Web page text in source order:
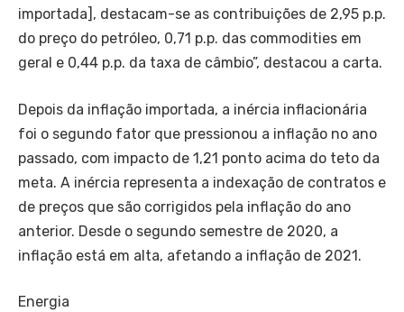
importada], destacam-se as contribuições de 2,95 p.p.
do preço do petróleo, 0,71 p.p. das commodities em
geral e 0,44 p.p. da taxa de câmbio”, destacou a carta.
Depois da inflação importada, a inércia inflacionária
foi o segundo fator que pressionou a inflação no ano
passado, com impacto de 1,21 ponto acima do teto da
meta. A inércia representa a indexação de contratos e
de preços que são corrigidos pela inflação do ano
anterior. Desde o segundo semestre de 2020, a
inflação está em alta, afetando a inflação de 2021.
Energia